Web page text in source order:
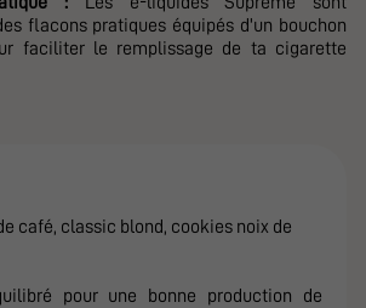
flacons pratiques équipés d'un bouchon
faciliter le remplissage de ta cigarette
café, classic blond, cookies noix de
pour une bonne production de